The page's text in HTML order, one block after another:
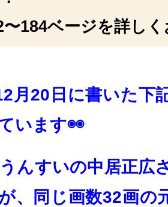
〜184ベージを詳し
月20日に書いた下
います◉◉
んすいの中居正広
、
同じ画数32画の